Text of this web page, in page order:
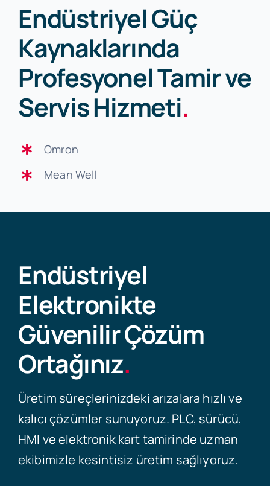
Endüstriyel Güç
Kaynaklarında
Profesyonel Tamir ve
Servis Hizmeti.
Omron
Mean Well
Endüstriyel
Elektronikte
Güvenilir Çözüm
Ortağınız.
Üretim süreçlerinizdeki arızalara hızlı ve
kalıcı çözümler sunuyoruz. PLC, sürücü,
HMI ve elektronik kart tamirinde uzman
ekibimizle kesintisiz üretim sağlıyoruz.